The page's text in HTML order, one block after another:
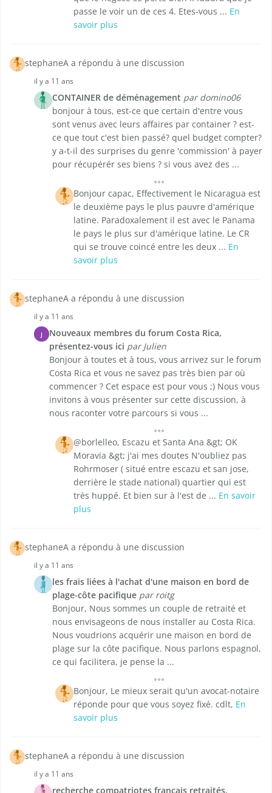
passe le voir un de ces 4. Etes-vous ... En
savoir plus
stephaneA a répondu à une discussion
il y a 11 ans
CONTAINER de déménagement par domino06
bonjour à tous, est-ce que certain d'entre vous
sont venus avec leurs affaires par container ? est-
ce que tout c'est bien passé? quel budget compter?
y a-t-il des surprises du genre 'commission' à payer
pour récupérér ses biens ? si vous avez des ...
Bonjour capac, Effectivement le Nicaragua est
le deuxième pays le plus pauvre d'amérique
latine. Paradoxalement il est avec le Panama
le pays le plus sur d'amérique latine. Le CR
qui se trouve coincé entre les deux ... En
savoir plus
stephaneA a répondu à une discussion
il y a 11 ans
J
Nouveaux membres du forum Costa Rica,
présentez-vous ici par Julien
Bonjour à toutes et à tous, vous arrivez sur le forum
Costa Rica et vous ne savez pas très bien par où
commencer ? Cet espace est pour vous ;) Nous vous
invitons à vous présenter sur cette discussion, à
nous raconter votre parcours si vous ...
@borlelleo, Escazu et Santa Ana &gt; OK
Moravia &gt; j'ai mes doutes N'oubliez pas
Rohrmoser ( situé entre escazu et san jose,
derrière le stade national) quartier qui est
très huppé. Et bien sur à l'est de ... En savoir
plus
stephaneA a répondu à une discussion
il y a 11 ans
les frais liées à l'achat d'une maison en bord de
plage-côte pacifique par roitg
Bonjour, Nous sommes un couple de retraité et
nous envisageons de nous installer au Costa Rica.
Nous voudrions acquérir une maison en bord de
plage sur la côte pacifique. Nous parlons espagnol,
ce qui facilitera, je pense la ...
Bonjour, Le mieux serait qu'un avocat-notaire
réponde pour que vous soyez fixé. cdlt, En
savoir plus
stephaneA a répondu à une discussion
il y a 11 ans
recherche compatriotes français retraités,